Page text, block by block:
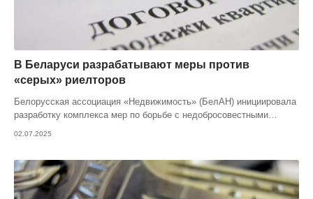
В Беларуси разрабатывают меры против
«серых» риелторов
Белорусская ассоциация «Недвижимость» (БелАН) инициировала
разработку комплекса мер по борьбе с недобросовестными
02.07.2025